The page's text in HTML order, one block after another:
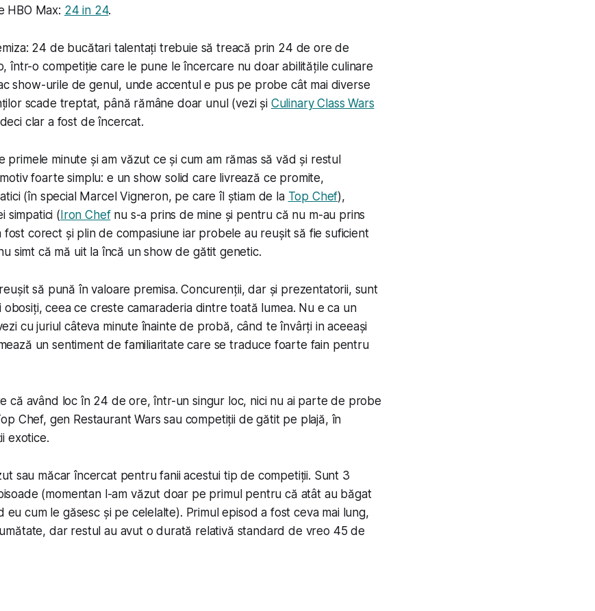
HBO Max: 24 in 24.
24 de bucătari talentați trebuie să treacă prin 24 de ore de
într-o competiție care le pune le încercare nu doar abilitățile culinare
show-urile de genul, unde accentul e pus pe probe cât mai diverse
scade treptat, până rămâne doar unul (vezi și Culinary Class Wars
clar a fost de încercat.
primele minute și am văzut ce și cum am rămas să văd și restul
foarte simplu: e un show solid care livrează ce promite,
(în special Marcel Vigneron, pe care îl știam de la Top Chef),
simpatici ( Iron Chefnu s-a prins de mine și pentru că nu m-au prins
corect și plin de compasiune iar probele au reușit să fie suficient
simt că mă uit la încă un show de gătit genetic.
să pună în valoare premisa. Concurenții, dar și prezentatorii, sunt
obosiți, ceea ce creste camaraderia dintre toată lumea. Nu e ca un
cu juriul câteva minute înainte de probă, când te învârți in aceeași
un sentiment de familiaritate care se traduce foarte fain pentru
că având loc în 24 de ore, într-un singur loc, nici nu ai parte de probe
Chef, gen Restaurant Wars sau competiții de gătit pe plajă, în
exotice.
sau măcar încercat pentru fanii acestui tip de competiții. Sunt 3
(momentan l-am văzut doar pe primul pentru că atât au băgat
eu cum le găsesc și pe celelalte). Primul episod a fost ceva mai lung,
dar restul au avut o durată relativă standard de vreo 45 de